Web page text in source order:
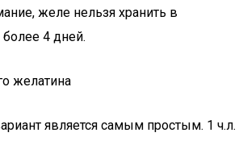
желе нельзя хранить в
4 дней.
желатина
является самым простым. 1 ч.л.